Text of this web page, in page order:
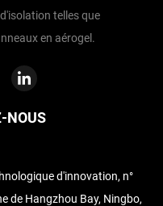
telles que
en aérogel.
NOUS
d'innovation, n°
de Hangzhou Bay, Ningbo,